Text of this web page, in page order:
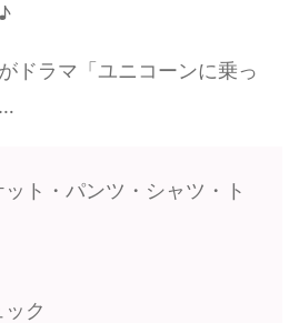
ドラマ「ユニコーンに乗っ
ト・パンツ・シャツ・ト
ク